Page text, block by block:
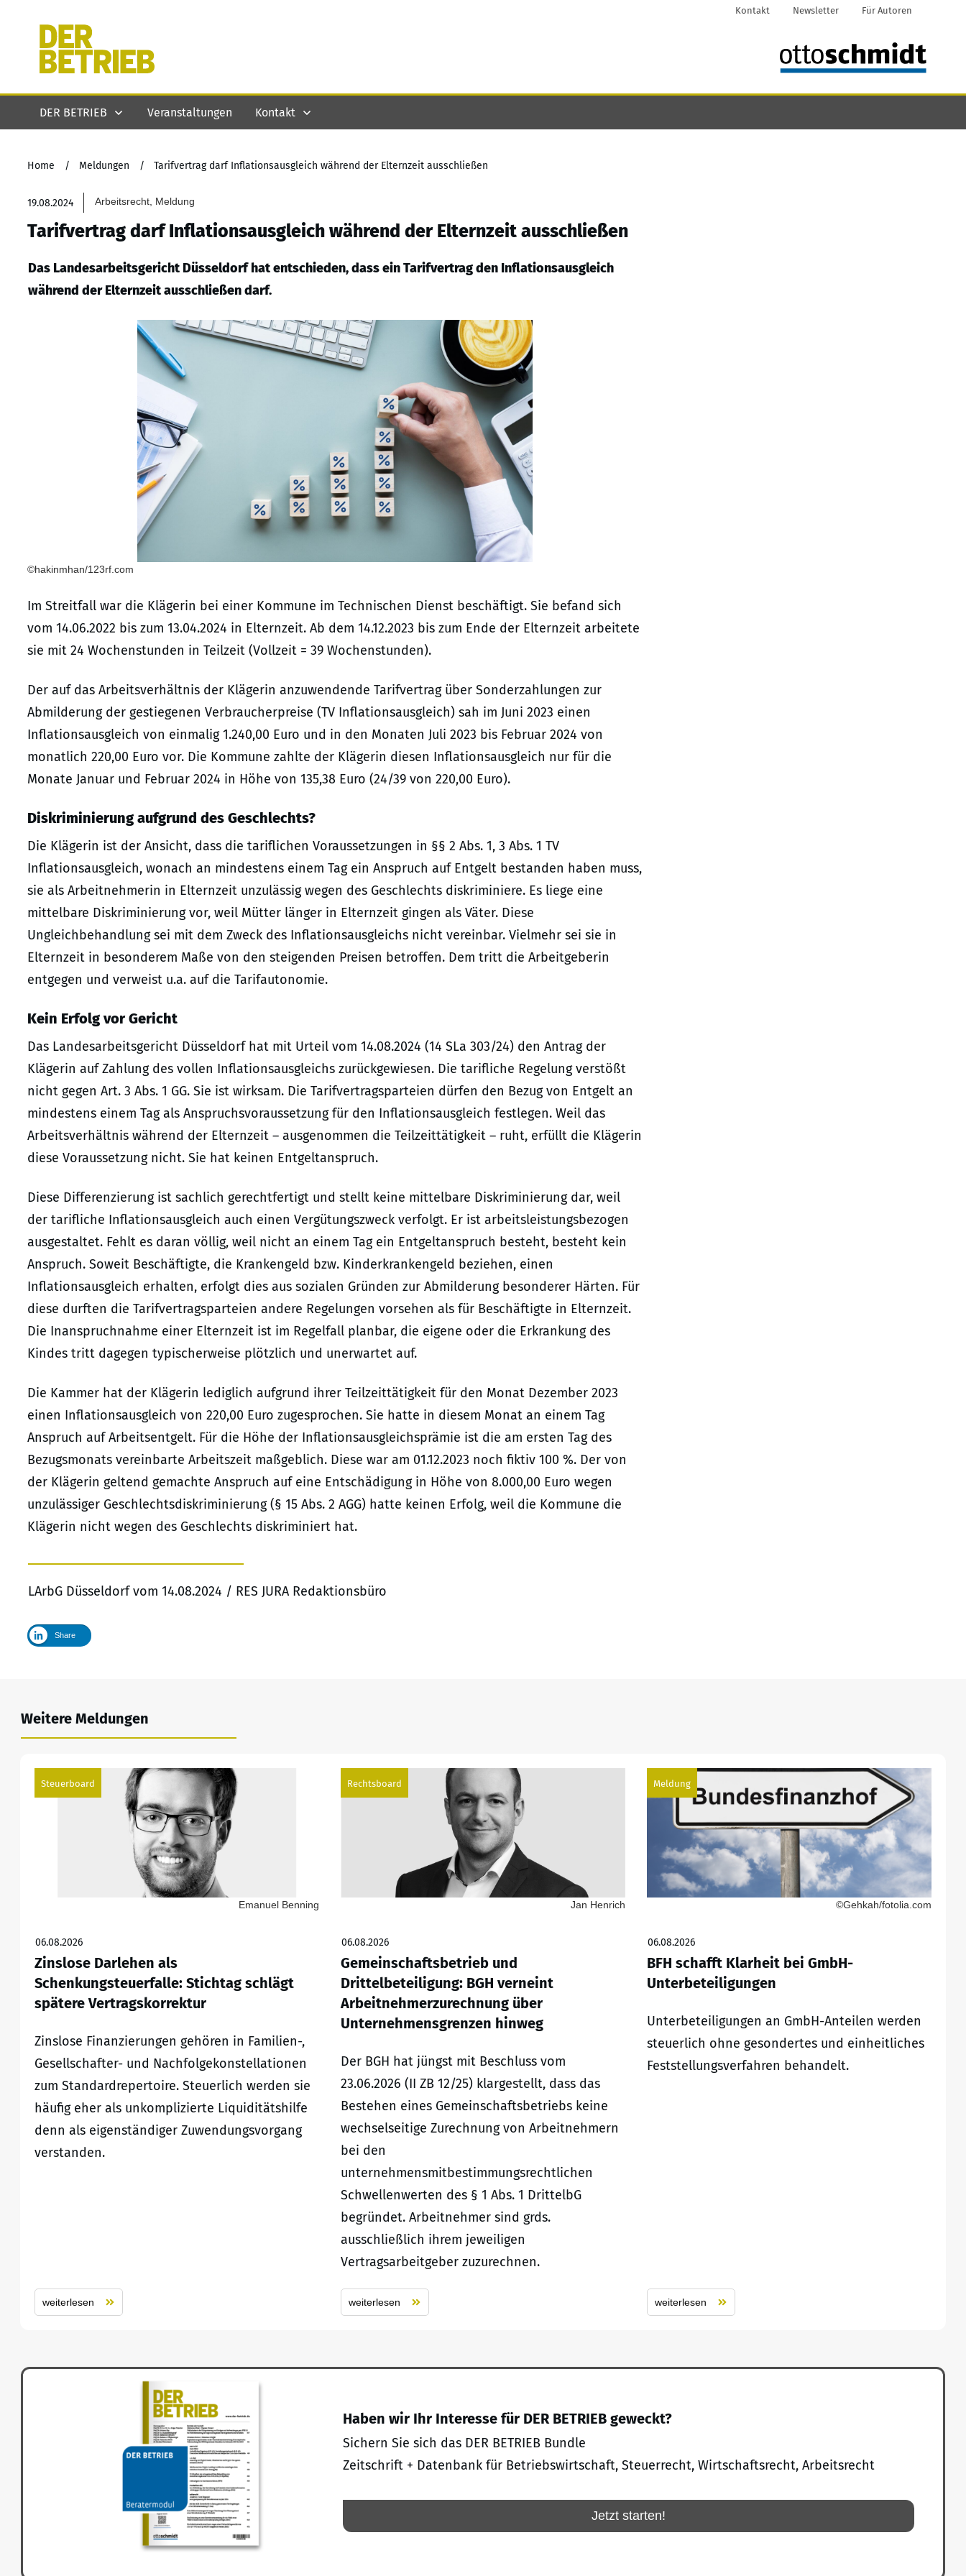
Kontakt Newsletter Für Autoren
DER BETRIEB Veranstaltungen Kontakt
Home / Meldungen / Tarifvertrag darf Inflationsausgleich während der Elternzeit ausschließen
19.08.2024 Arbeitsrecht, Meldung
Tarifvertrag darf Inflationsausgleich während der Elternzeit ausschließen
Das Landesarbeitsgericht Düsseldorf hat entschieden, dass ein Tarifvertrag den Inflationsausgleich
während der Elternzeit ausschließen darf.
©hakinmhan/123rf.com
Im Streitfall war die Klägerin bei einer Kommune im Technischen Dienst beschäftigt. Sie befand sich
vom 14.06.2022 bis zum 13.04.2024 in Elternzeit. Ab dem 14.12.2023 bis zum Ende der Elternzeit arbeitete
sie mit 24 Wochenstunden in Teilzeit (Vollzeit = 39 Wochenstunden).
Der auf das Arbeitsverhältnis der Klägerin anzuwendende Tarifvertrag über Sonderzahlungen zur
Abmilderung der gestiegenen Verbraucherpreise (TV Inflationsausgleich) sah im Juni 2023 einen
Inflationsausgleich von einmalig 1.240,00 Euro und in den Monaten Juli 2023 bis Februar 2024 von
monatlich 220,00 Euro vor. Die Kommune zahlte der Klägerin diesen Inflationsausgleich nur für die
Monate Januar und Februar 2024 in Höhe von 135,38 Euro (24/39 von 220,00 Euro).
Diskriminierung aufgrund des Geschlechts?
Die Klägerin ist der Ansicht, dass die tariflichen Voraussetzungen in §§ 2 Abs. 1, 3 Abs. 1 TV
Inflationsausgleich, wonach an mindestens einem Tag ein Anspruch auf Entgelt bestanden haben muss,
sie als Arbeitnehmerin in Elternzeit unzulässig wegen des Geschlechts diskriminiere. Es liege eine
mittelbare Diskriminierung vor, weil Mütter länger in Elternzeit gingen als Väter. Diese
Ungleichbehandlung sei mit dem Zweck des Inflationsausgleichs nicht vereinbar. Vielmehr sei sie in
Elternzeit in besonderem Maße von den steigenden Preisen betroffen. Dem tritt die Arbeitgeberin
entgegen und verweist u.a. auf die Tarifautonomie.
Kein Erfolg vor Gericht
Das Landesarbeitsgericht Düsseldorf hat mit Urteil vom 14.08.2024 (14 SLa 303/24) den Antrag der
Klägerin auf Zahlung des vollen Inflationsausgleichs zurückgewiesen. Die tarifliche Regelung verstößt
nicht gegen Art. 3 Abs. 1 GG. Sie ist wirksam. Die Tarifvertragsparteien dürfen den Bezug von Entgelt an
mindestens einem Tag als Anspruchsvoraussetzung für den Inflationsausgleich festlegen. Weil das
Arbeitsverhältnis während der Elternzeit – ausgenommen die Teilzeittätigkeit – ruht, erfüllt die Klägerin
diese Voraussetzung nicht. Sie hat keinen Entgeltanspruch.
Diese Differenzierung ist sachlich gerechtfertigt und stellt keine mittelbare Diskriminierung dar, weil
der tarifliche Inflationsausgleich auch einen Vergütungszweck verfolgt. Er ist arbeitsleistungsbezogen
ausgestaltet. Fehlt es daran völlig, weil nicht an einem Tag ein Entgeltanspruch besteht, besteht kein
Anspruch. Soweit Beschäftigte, die Krankengeld bzw. Kinderkrankengeld beziehen, einen
Inflationsausgleich erhalten, erfolgt dies aus sozialen Gründen zur Abmilderung besonderer Härten. Für
diese durften die Tarifvertragsparteien andere Regelungen vorsehen als für Beschäftigte in Elternzeit.
Die Inanspruchnahme einer Elternzeit ist im Regelfall planbar, die eigene oder die Erkrankung des
Kindes tritt dagegen typischerweise plötzlich und unerwartet auf.
Die Kammer hat der Klägerin lediglich aufgrund ihrer Teilzeittätigkeit für den Monat Dezember 2023
einen Inflationsausgleich von 220,00 Euro zugesprochen. Sie hatte in diesem Monat an einem Tag
Anspruch auf Arbeitsentgelt. Für die Höhe der Inflationsausgleichsprämie ist die am ersten Tag des
Bezugsmonats vereinbarte Arbeitszeit maßgeblich. Diese war am 01.12.2023 noch fiktiv 100 %. Der von
der Klägerin geltend gemachte Anspruch auf eine Entschädigung in Höhe von 8.000,00 Euro wegen
unzulässiger Geschlechtsdiskriminierung (§ 15 Abs. 2 AGG) hatte keinen Erfolg, weil die Kommune die
Klägerin nicht wegen des Geschlechts diskriminiert hat.
LArbG Düsseldorf vom 14.08.2024 / RES JURA Redaktionsbüro
Share
Weitere Meldungen
Steuerboard
Emanuel Benning
06.08.2026
Zinslose Darlehen als
Schenkungsteuerfalle: Stichtag schlägt
spätere Vertragskorrektur
Zinslose Finanzierungen gehören in Familien-,
Gesellschafter- und Nachfolgekonstellationen
zum Standardrepertoire. Steuerlich werden sie
häufig eher als unkomplizierte Liquiditätshilfe
denn als eigenständiger Zuwendungsvorgang
verstanden.
weiterlesen
Rechtsboard
Jan Henrich
06.08.2026
Gemeinschaftsbetrieb und
Drittelbeteiligung: BGH verneint
Arbeitnehmerzurechnung über
Unternehmensgrenzen hinweg
Der BGH hat jüngst mit Beschluss vom
23.06.2026 (II ZB 12/25) klargestellt, dass das
Bestehen eines Gemeinschaftsbetriebs keine
wechselseitige Zurechnung von Arbeitnehmern
bei den
unternehmensmitbestimmungsrechtlichen
Schwellenwerten des § 1 Abs. 1 DrittelbG
begründet. Arbeitnehmer sind grds.
ausschließlich ihrem jeweiligen
Vertragsarbeitgeber zuzurechnen.
weiterlesen
Meldung
©Gehkah/fotolia.com
06.08.2026
BFH schafft Klarheit bei GmbH-
Unterbeteiligungen
Unterbeteiligungen an GmbH-Anteilen werden
steuerlich ohne gesondertes und einheitliches
Feststellungsverfahren behandelt.
weiterlesen
Haben wir Ihr Interesse für DER BETRIEB geweckt?
Sichern Sie sich das DER BETRIEB Bundle
Zeitschrift + Datenbank für Betriebswirtschaft, Steuerrecht, Wirtschaftsrecht, Arbeitsrecht
Jetzt starten!